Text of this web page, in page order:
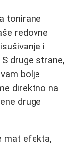
tonirane
redovne
i
druge strane,
bolje
direktno na
druge
mat efekta,